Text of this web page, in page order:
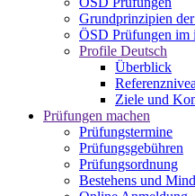
Grundprinzipien
ÖSD Prüfungen im
Profile Deutsch
Überblick
Ziele und
Prüfungen machen
Prüfungstermine
Prüfungsgebühren
Prüfungsordnung
Bestehens und